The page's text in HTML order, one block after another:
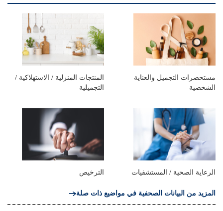
مستحضرات التجميل والعناية
الشخصية
المنتجات المنزلية / الاستهلاكية /
التجميلية
الرعاية الصحية / المستشفيات
الترخيص
المزيد من البيانات الصحفية في مواضيع ذات صلة